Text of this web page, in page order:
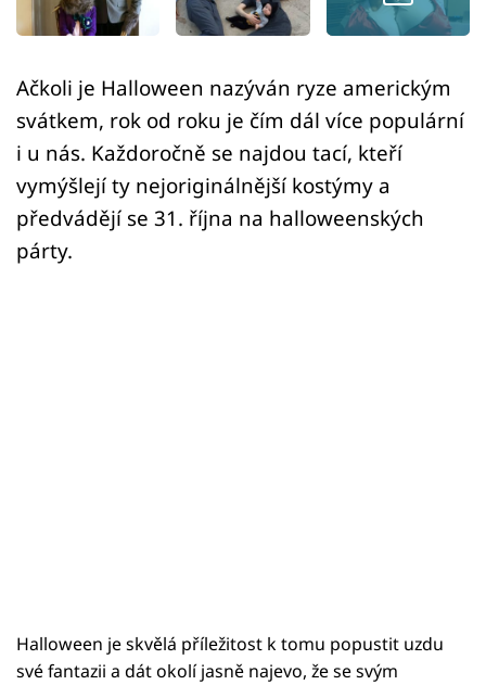
Sledujte nás
Ačkoli je Halloween nazýván ryze americkým
svátkem, rok od roku je čím dál více populární
i u nás. Každoročně se najdou tací, kteří
vymýšlejí ty nejoriginálnější kostýmy a
předvádějí se 31. října na halloweenských
párty.
Halloween je skvělá příležitost k tomu popustit uzdu
své fantazii a dát okolí jasně najevo, že se svým